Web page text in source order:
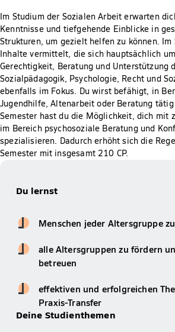
Im Studium der Sozialen Arbeit erwarten
Kenntnisse und tiefgehende Einblicke in
Strukturen, um gezielt helfen zu können. Im
Inhalte vermittelt, die sich hauptsächlich
Gerechtigkeit, Beratung und Unterstützung
Sozialpädagogik, Psychologie, Recht und
ebenfalls im Fokus. Du wirst befähigt, in
Jugendhilfe, Altenarbeit oder Beratung
Semester hast du die Möglichkeit, dich mit
im Bereich psychosoziale Beratung und
spezialisieren. Dadurch erhöht sich die
Semester mit insgesamt 210 CP.
Du lernst
Menschen jeder Altersgruppe
alle Altersgruppen zu fördern
betreuen
effektiven und erfolgreichen
Praxis-Transfer
Deine Studienthemen